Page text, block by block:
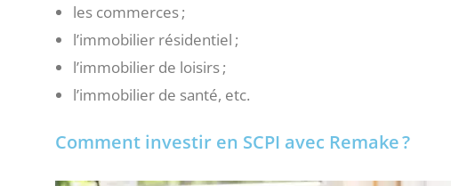
les commerces ;
l’immobilier résidentiel ;
l’immobilier de loisirs ;
l’immobilier de santé, etc.
Comment investir en SCPI avec Remake ?